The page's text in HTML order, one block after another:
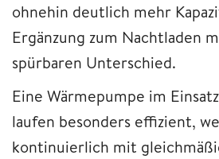
ohnehin deutlich mehr
Ergänzung zum Nachtladen
spürbaren Unterschied.
Eine Wärmepumpe im
laufen besonders effizient,
kontinuierlich mit